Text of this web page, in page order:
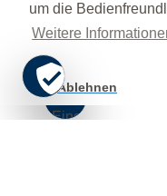
Cookie
Einstellung
um die
Weitere
Ablehnen
Spenden
Mitwirken